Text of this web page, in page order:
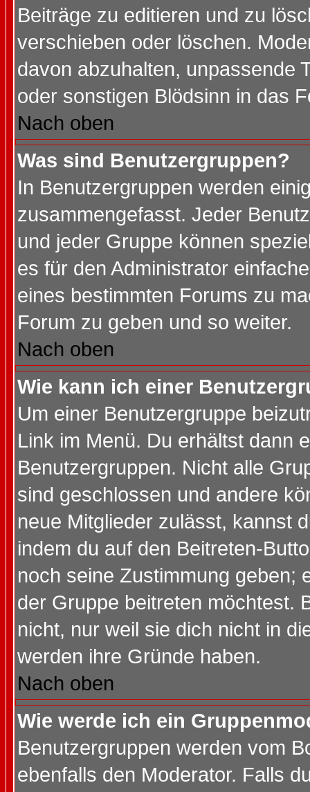
Beiträge zu editieren und zu
verschieben oder löschen.
davon abzuhalten, unpassende
oder sonstigen Blödsinn in das
Nach oben
Was sind Benutzergruppen?
In Benutzergruppen werden
zusammengefasst. Jeder
und jeder Gruppe können
es für den Administrator
eines bestimmten Forums zu
Forum zu geben und so weiter.
Nach oben
Wie kann ich einer
Um einer Benutzergruppe
Link im Menü. Du erhältst dann
Benutzergruppen. Nicht alle
sind geschlossen und andere
neue Mitglieder zulässt, kannst
indem du auf den Beitreten-
noch seine Zustimmung geben;
der Gruppe beitreten möchtest.
nicht, nur weil sie dich nicht in
werden ihre Gründe haben.
Nach oben
Wie werde ich ein
Benutzergruppen werden vom
ebenfalls den Moderator. Falls